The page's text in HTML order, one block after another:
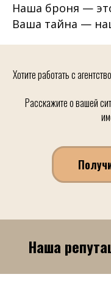
Наша броня —
Ваша тайна —
Хотите работать с
Расскажите о вашей
Наша